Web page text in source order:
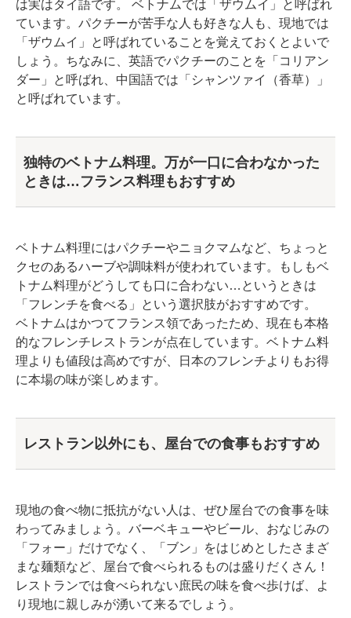
は実はタイ語です。 ベトナムでは「ザウムイ」と呼ばれ
ています。パクチーが苦手な人も好きな人も、現地では
「ザウムイ」と呼ばれていることを覚えておくとよいで
しょう。ちなみに、英語でパクチーのことを「コリアン
ダー」と呼ばれ、中国語では「シャンツァイ（香草）」
と呼ばれています。
独特のベトナム料理。万が一口に合わなかった
ときは…フランス料理もおすすめ
ベトナム料理にはパクチーやニョクマムなど、ちょっと
クセのあるハーブや調味料が使われています。もしもベ
トナム料理がどうしても口に合わない…というときは
「フレンチを食べる」という選択肢がおすすめです。
ベトナムはかつてフランス領であったため、現在も本格
的なフレンチレストランが点在しています。ベトナム料
理よりも値段は高めですが、日本のフレンチよりもお得
に本場の味が楽しめます。
レストラン以外にも、屋台での食事もおすすめ
現地の食べ物に抵抗がない人は、ぜひ屋台での食事を味
わってみましょう。バーベキューやビール、おなじみの
「フォー」だけでなく、「ブン」をはじめとしたさまざ
まな麺類など、屋台で食べられるものは盛りだくさん！
レストランでは食べられない庶民の味を食べ歩けば、よ
り現地に親しみが湧いて来るでしょう。